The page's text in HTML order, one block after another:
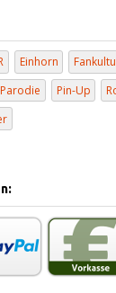
Einhorn
Parodie Pin-Up